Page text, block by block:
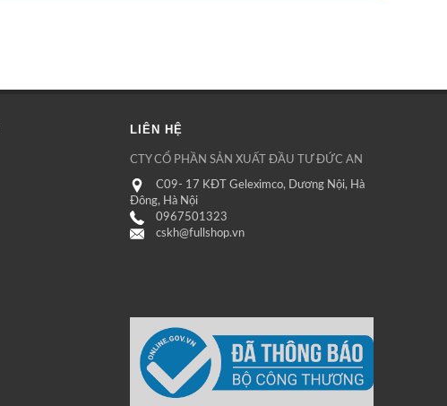
LIÊN HỆ
CTY CỔ PHẦN SẢN XUẤT ĐẦU TƯ ĐỨC AN
C09- 17 KĐT Geleximco, Dương Nội, Hà
Đông, Hà Nội
0967501323
cskh@fullshop.vn